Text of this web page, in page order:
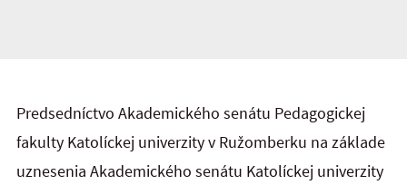
Predsedníctvo Akademického senátu Pedagogickej
fakulty Katolíckej univerzity v Ružomberku na základe
uznesenia Akademického senátu Katolíckej univerzity